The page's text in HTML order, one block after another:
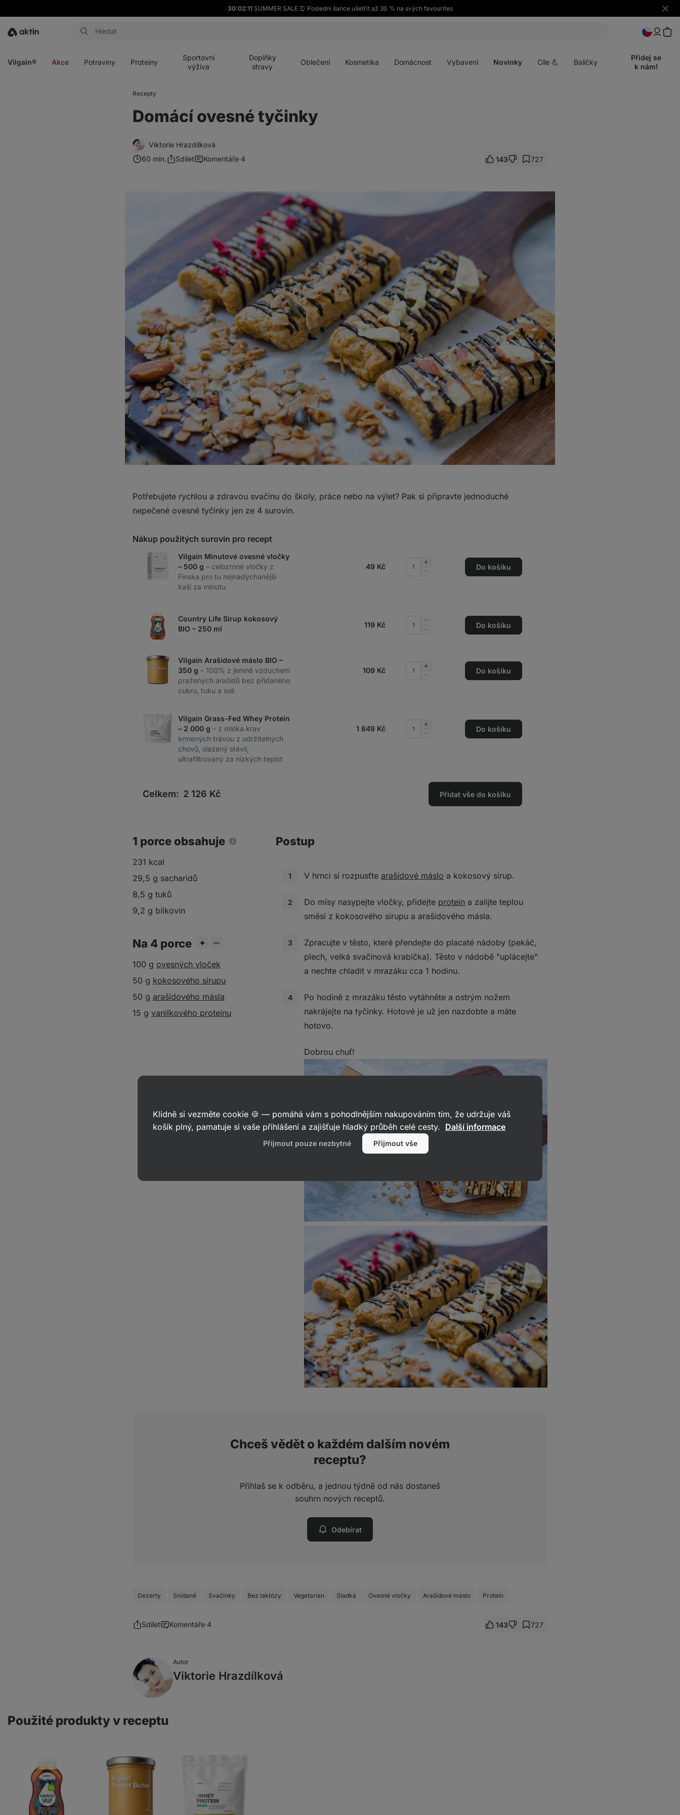
30:02:10 SUMMER SALE ⏰ Poslední šance ušetřit až 30 % na svých favourites
Skrýt
Aktin
Vilgain® Akce Potraviny Proteiny
Sportovní
výživa
Doplňky
stravy
Oblečení Kosmetika Domácnost Vybavení Novinky Cíle 💪 Balíčky
Přidej se
k nám!
Recepty
Domácí ovesné tyčinky
Viktorie Hrazdílková
60 min.
Sdílet Komentáře 4 143 727
Potřebujete rychlou a zdravou svačinu do školy, práce nebo na výlet? Pak si připravte jednoduché
nepečené ovesné tyčinky jen ze 4 surovin.
Nákup použitých surovin pro recept
Vilgain Minutové ovesné vločky
– 500 g – celozrnné vločky z
Finska pro tu nejnadýchanější
kaši za minutu
49 Kč
Přidat
Do košíku
Country Life Sirup kokosový
BIO – 250 ml
119 Kč
Přidat
Do košíku
Vilgain Arašídové máslo BIO –
350 g – 100% z jemně vzduchem
pražených arašídů bez přidaného
cukru, tuku a soli
109 Kč
Přidat
Do košíku
Vilgain Grass-Fed Whey Protein
– 2 000 g – z mléka krav
krmených trávou z udržitelných
chovů, slazený stévií,
ultrafiltrovaný za nízkých teplot
1 849 Kč
Přidat
Do košíku
Celkem: 2 126 Kč Přidat vše do košíku
1 porce obsahuje
231 kcal
29,5 g sacharidů
8,5 g tuků
9,2 g bílkovin
Na 4 porce
100 g ovesných vloček
50 g kokosového sirupu
50 g arašídového másla
15 g vanilkového proteinu
Postup
V hrnci si rozpusťtearašídové máslo a kokosový sirup.
Do mísy nasypejte vločky, přidejte protein a zalijte teplou
směsí z kokosového sirupu a arašídového másla.
Zpracujte v těsto, které přendejte do placaté nádoby (pekáč,
plech, velká svačinová krabička). Těsto v nádobě "uplácejte"
a nechte chladit v mrazáku cca 1 hodinu.
Po hodině z mrazáku těsto vytáhněte a ostrým nožem
nakrájejte na tyčinky. Hotové je už jen nazdobte a máte
hotovo.
Dobrou chuť!
Chceš vědět o každém dalším novém
receptu?
Přihlaš se k odběru, a jednou týdně od nás dostaneš
souhrn nových receptů.
Odebírat
Dezerty Snídaně Svačinky Bez laktózy Vegetarian Sladká Ovesné vločky Arašídové máslo Protein
Sdílet Komentáře 4 143 727
Autor
Viktorie Hrazdílková
Použité produkty v receptu
Klidně si vezměte cookie 🍪 — pomáhá vám s pohodlnějším nakupováním tím, že udržuje váš
košík plný, pamatuje si vaše přihlášení a zajišťuje hladký průběh celé cesty. Další informace
Přijmout pouze nezbytné Přijmout vše